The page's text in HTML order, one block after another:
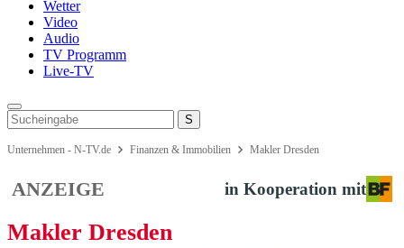
Wetter
Video
Audio
TV Programm
Live-TV
Unternehmen - N-TV.de Finanzen & Immobilien Makler Dresden
ANZEIGE in Kooperation mit
Makler Dresden